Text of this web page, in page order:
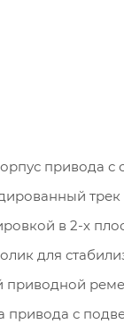
привода с
трек
в 2-х
для
приводной
с